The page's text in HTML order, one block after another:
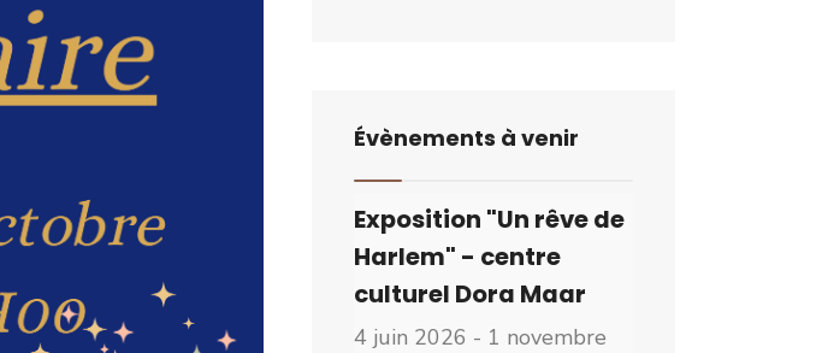
Évènements à venir
Exposition "Un rêve de
Harlem" - centre
culturel Dora Maar
4 juin 2026 - 1 novembre